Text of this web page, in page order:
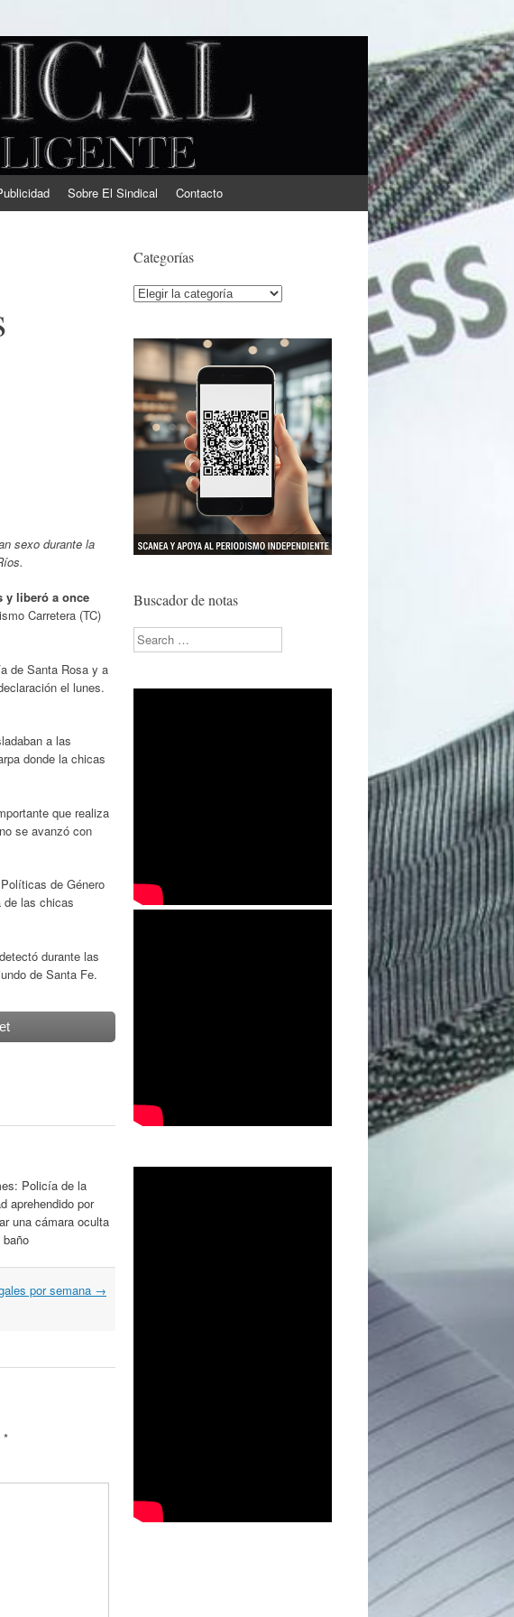
Sobre El Sindical Contacto
sexo durante la
y liberó a once
Carretera (TC)
de Santa Rosa y a
el lunes.
a las
donde la chicas
que realiza
se avanzó con
de Género
de las chicas
durante las
de Santa Fe.
Policía de la
aprehendido por
una cámara oculta
baño
por semana →
*
Categorías
Categorías
Buscador de notas
Search